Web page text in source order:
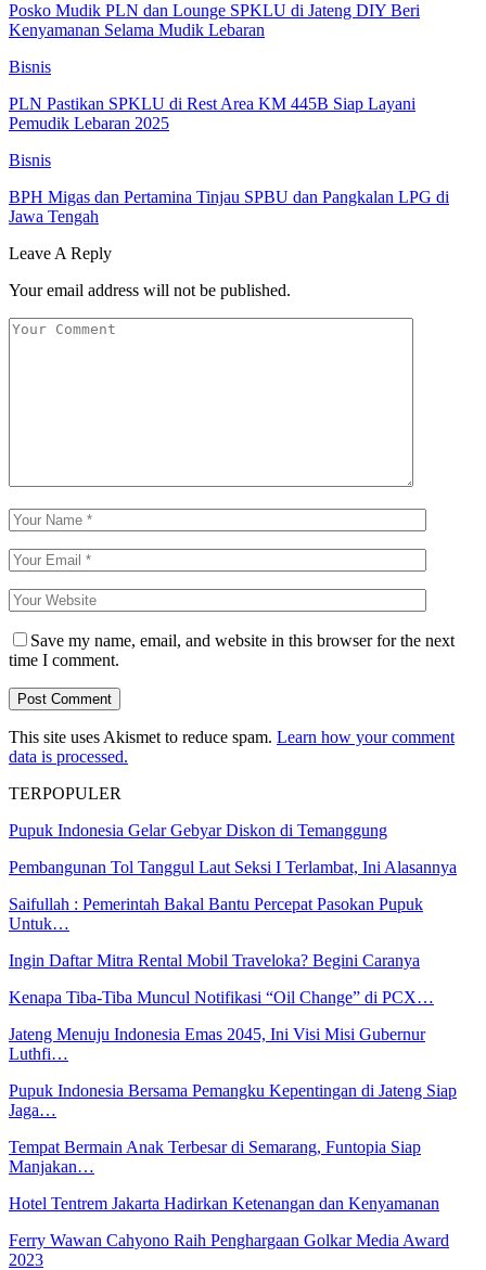
Posko Mudik PLN dan Lounge SPKLU di Jateng DIY Beri
Kenyamanan Selama Mudik Lebaran
Bisnis
PLN Pastikan SPKLU di Rest Area KM 445B Siap Layani
Pemudik Lebaran 2025
Bisnis
BPH Migas dan Pertamina Tinjau SPBU dan Pangkalan LPG di
Jawa Tengah
Leave A Reply
Your email address will not be published.
Save my name, email, and website in this browser for the next
time I comment.
This site uses Akismet to reduce spam. Learn how your comment
data is processed.
TERPOPULER
Pupuk Indonesia Gelar Gebyar Diskon di Temanggung
Pembangunan Tol Tanggul Laut Seksi I Terlambat, Ini Alasannya
Saifullah : Pemerintah Bakal Bantu Percepat Pasokan Pupuk
Untuk…
Ingin Daftar Mitra Rental Mobil Traveloka? Begini Caranya
Kenapa Tiba-Tiba Muncul Notifikasi “Oil Change” di PCX…
Jateng Menuju Indonesia Emas 2045, Ini Visi Misi Gubernur
Luthfi…
Pupuk Indonesia Bersama Pemangku Kepentingan di Jateng Siap
Jaga…
Tempat Bermain Anak Terbesar di Semarang, Funtopia Siap
Manjakan…
Hotel Tentrem Jakarta Hadirkan Ketenangan dan Kenyamanan
Ferry Wawan Cahyono Raih Penghargaan Golkar Media Award
2023